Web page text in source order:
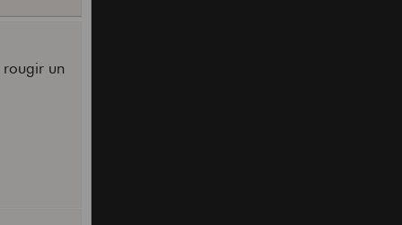
rougir un